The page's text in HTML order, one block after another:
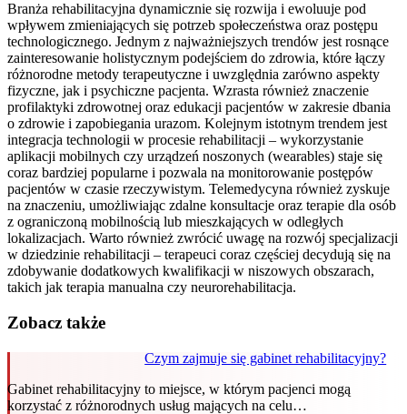
Branża rehabilitacyjna dynamicznie się rozwija i ewoluuje pod
wpływem zmieniających się potrzeb społeczeństwa oraz postępu
technologicznego. Jednym z najważniejszych trendów jest rosnące
zainteresowanie holistycznym podejściem do zdrowia, które łączy
różnorodne metody terapeutyczne i uwzględnia zarówno aspekty
fizyczne, jak i psychiczne pacjenta. Wzrasta również znaczenie
profilaktyki zdrowotnej oraz edukacji pacjentów w zakresie dbania
o zdrowie i zapobiegania urazom. Kolejnym istotnym trendem jest
integracja technologii w procesie rehabilitacji – wykorzystanie
aplikacji mobilnych czy urządzeń noszonych (wearables) staje się
coraz bardziej popularne i pozwala na monitorowanie postępów
pacjentów w czasie rzeczywistym. Telemedycyna również zyskuje
na znaczeniu, umożliwiając zdalne konsultacje oraz terapie dla osób
z ograniczoną mobilnością lub mieszkających w odległych
lokalizacjach. Warto również zwrócić uwagę na rozwój specjalizacji
w dziedzinie rehabilitacji – terapeuci coraz częściej decydują się na
zdobywanie dodatkowych kwalifikacji w niszowych obszarach,
takich jak terapia manualna czy neurorehabilitacja.
Zobacz także
Czym zajmuje się gabinet rehabilitacyjny?
Gabinet rehabilitacyjny to miejsce, w którym pacjenci mogą
korzystać z różnorodnych usług mających na celu…